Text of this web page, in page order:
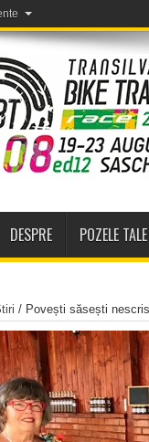
DESPRE POZELE TALE
/ Povești săsești